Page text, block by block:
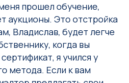
прошел обучение,
аукционы. Это отстройка
Владислав, будет легче
когда вы
я учился у
метода. Если к вам